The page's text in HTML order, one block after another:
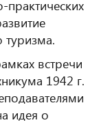
практических
туризма.
встречи
1942 г.
идея о